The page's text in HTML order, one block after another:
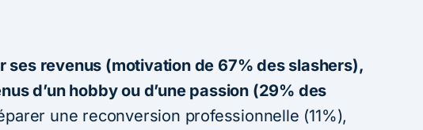
ses revenus (motivation de 67% des slashers),
d’un hobby ou d’une passion (29% des
une reconversion professionnelle (11%),